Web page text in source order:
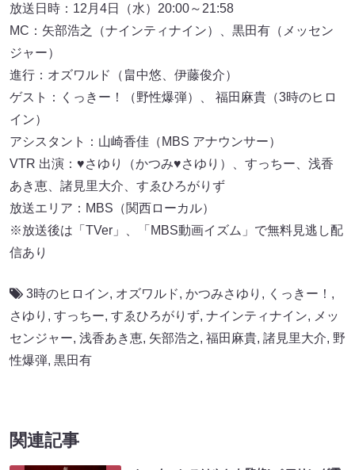
放送日時：12月4日（水）20:00～21:58
MC：矢部浩之（ナインティナイン）、黒田有（メッセン
ジャー）
進行：オズワルド（畠中悠、伊藤俊介）
ゲスト：くっきー！（野性爆弾）、 福田麻貴（3時のヒロ
イン）
アシスタント：山崎香佳（MBS アナウンサー）
VTR 出演：♥さゆり（かつみ♥さゆり）、すっちー、浅香
あき恵、諸見里大介、すゑひろがりず
放送エリア：MBS（関西ローカル）
※放送後は「TVer」、「MBS動画イズム」で無料見逃し配
信あり
3時のヒロイン, オズワルド, かつみさゆり , くっきー！ ,
さゆり , すっちー, すゑひろがりず, ナインティナイン, メッ
センジャー, 浅香あき恵, 矢部浩之, 福田麻貴, 諸見里大介, 野
性爆弾, 黒田有
関連記事